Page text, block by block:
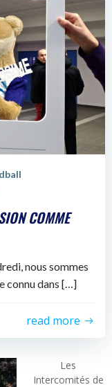
COMME
nous sommes
connu dans […]
read more
Les
Intercomités de